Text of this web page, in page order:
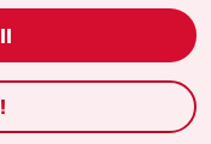
(Ads)